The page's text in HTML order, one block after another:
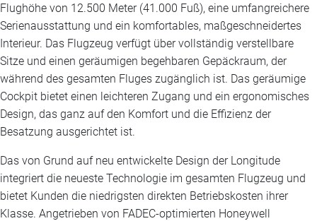
Flughöhe von 12.500 Meter (41.000 Fuß), eine umfangreichere
Serienausstattung und ein komfortables, maßgeschneidertes
Interieur. Das Flugzeug verfügt über vollständig verstellbare
Sitze und einen geräumigen begehbaren Gepäckraum, der
während des gesamten Fluges zugänglich ist. Das geräumige
Cockpit bietet einen leichteren Zugang und ein ergonomisches
Design, das ganz auf den Komfort und die Effizienz der
Besatzung ausgerichtet ist.
Das von Grund auf neu entwickelte Design der Longitude
integriert die neueste Technologie im gesamten Flugzeug und
bietet Kunden die niedrigsten direkten Betriebskosten ihrer
Klasse. Angetrieben von FADEC-optimierten Honeywell